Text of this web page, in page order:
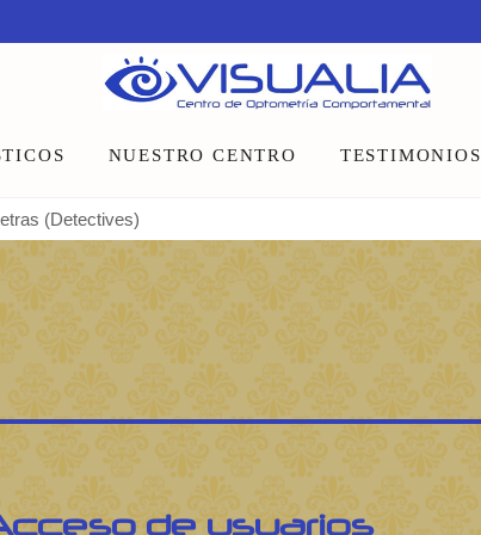
NUESTRO CENTRO
Equipo
Instalaciones
Talleres y charlas
TESTIMONIOS
(Detectives)
de usuarios